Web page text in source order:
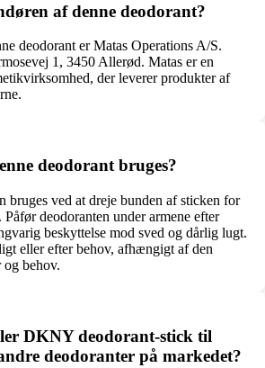
af denne deodorant?
deodorant er Matas Operations A/S.
1, 3450 Allerød. Matas er en
der leverer produkter af
deodorant bruges?
bruges ved at dreje bunden af sticken for
deodoranten under armene efter
beskyttelse mod sved og dårlig lugt.
eller efter behov, afhængigt af den
behov.
DKNY deodorant-stick til
deodoranter på markedet?